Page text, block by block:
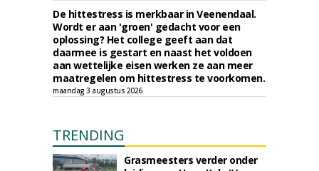
De hittestress is merkbaar in Veenendaal.
Wordt er aan 'groen' gedacht voor een
oplossing? Het college geeft aan dat
daarmee is gestart en naast het voldoen
aan wettelijke eisen werken ze aan meer
maatregelen om hittestress te voorkomen.
maandag 3 augustus 2026
TRENDING
Grasmeesters verder onder